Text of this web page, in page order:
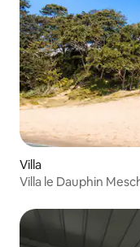
Villa
Villa le Dauphin